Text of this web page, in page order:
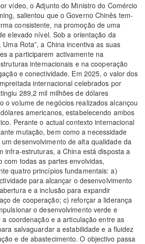
vídeo, o Adjunto do Ministro do Comércio
salientou que o Governo Chinês tem-
consistente, na promoção de uma
elevado nível. Sob a orientação da
Uma Rota”, a China incentiva as suas
a participarem activamente na
internacionais e na cooperação
e conectividade. Em 2025, o valor dos
internacional celebrados por
289,2 mil milhões de dólares
o volume de negócios realizados alcançou
americanos, estabelecendo ambos
Perante o actual contexto internacional
mutação, bem como a necessidade
desenvolvimento de alta qualidade da
infra-estruturas, a China está disposta a
com todas as partes envolvidas,
quatro princípios fundamentais: a)
para alcançar o desenvolvimento
e a inclusão para expandir
de cooperação; c) reforçar a liderança
o desenvolvimento verde e
coordenação e a articulação entre as
salvaguardar a estabilidade e a fluidez
e de abastecimento. O objectivo passa